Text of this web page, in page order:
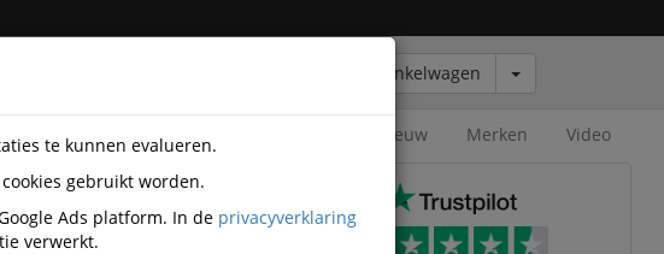
Winkelwagen
Nieuw Merken Video
te kunnen evalueren.
gebruikt worden.
Ads platform. In de privacyverklaring
verwerkt.